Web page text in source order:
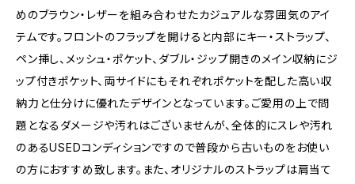
めのブラウン・レザーを組み合わせたカジュアルな雰囲気のアイ
テムです。フロントのフラップを開けると内部にキー・ストラップ、
ペン挿し、メッシュ・ポケット、ダブル・ジップ開きのメイン収納にジ
ップ付きポケット、両サイドにもそれぞれポケットを配した高い収
納力と仕分けに優れたデザインとなっています。ご愛用の上で問
題となるダメージや汚れはございませんが、全体的にスレや汚れ
のあるUSEDコンディションですので普段から古いものをお使い
の方におすすめ致します。また、オリジナルのストラップは肩当て